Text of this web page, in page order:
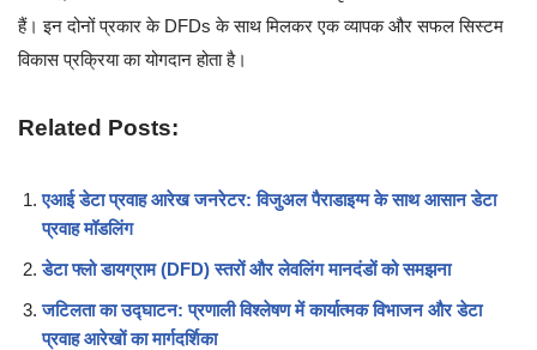
हैं। इन दोनों प्रकार के DFDs के साथ मिलकर एक व्यापक और सफल सिस्टम
विकास प्रक्रिया का योगदान होता है।
Related Posts:
एआई डेटा प्रवाह आरेख जनरेटर: विजुअल पैराडाइग्म के साथ आसान डेटा
प्रवाह मॉडलिंग
डेटा फ्लो डायग्राम (DFD) स्तरों और लेवलिंग मानदंडों को समझना
जटिलता का उद्घाटन: प्रणाली विश्लेषण में कार्यात्मक विभाजन और डेटा
प्रवाह आरेखों का मार्गदर्शिका